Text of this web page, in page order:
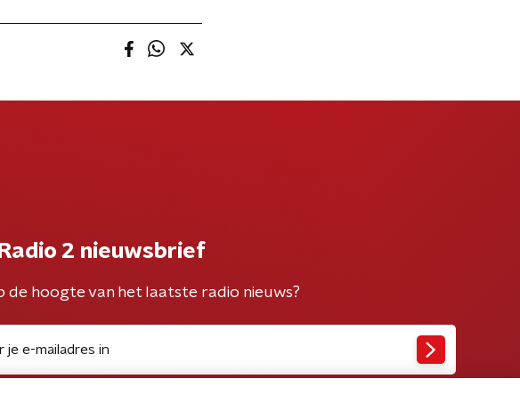
Radio 2 nieuwsbrief
de hoogte van het laatste radio nieuws?